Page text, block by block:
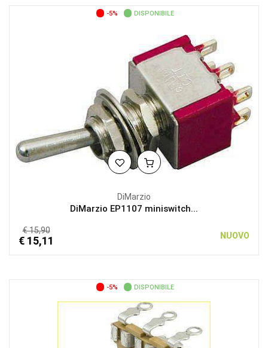
-5% DISPONIBILE
DiMarzio
DiMarzio EP1107 miniswitch...
€ 15,90
€ 15,11 NUOVO
-5% DISPONIBILE